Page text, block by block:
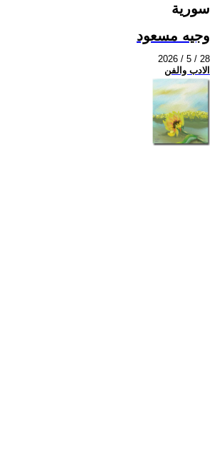
سورية
وجيه مسعود
2026 / 5 / 28
الادب والفن